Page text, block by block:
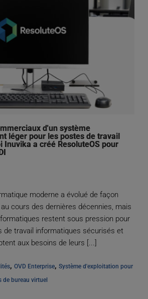
d'un système
léger pour les postes de travail
Inuvika a créé ResoluteOS pour
moderne a évolué de façon
cours des dernières décennies, mais
restent sous pression pour
de travail informatiques sécurisés et
aux besoins de leurs [...]
, OVD Enterprise, Système d'exploitation pour
de bureau virtuel